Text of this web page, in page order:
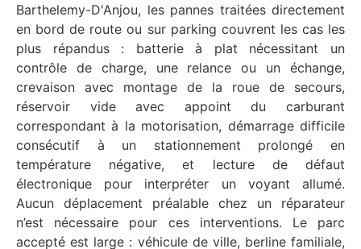
Barthelemy-D'Anjou, les pannes traitées directement
en bord de route ou sur parking couvrent les cas les
plus répandus : batterie à plat nécessitant un
contrôle de charge, une relance ou un échange,
crevaison avec montage de la roue de secours,
réservoir vide avec appoint du carburant
correspondant à la motorisation, démarrage difficile
consécutif à un stationnement prolongé en
température négative, et lecture de défaut
électronique pour interpréter un voyant allumé.
Aucun déplacement préalable chez un réparateur
n’est nécessaire pour ces interventions. Le parc
accepté est large : véhicule de ville, berline familiale,